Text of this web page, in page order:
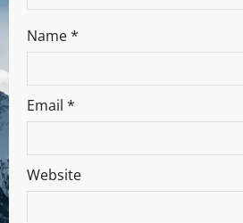
Name*
Email *
Website